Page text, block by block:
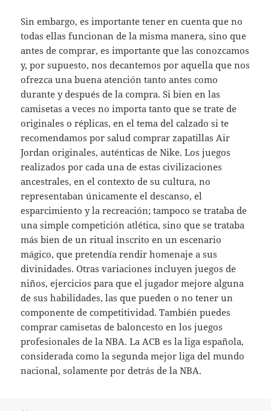
Sin embargo, es importante tener en cuenta que no
todas ellas funcionan de la misma manera, sino que
antes de comprar, es importante que las conozcamos
y, por supuesto, nos decantemos por aquella que nos
ofrezca una buena atención tanto antes como
durante y después de la compra. Si bien en las
camisetas a veces no importa tanto que se trate de
originales o réplicas, en el tema del calzado si te
recomendamos por salud comprar zapatillas Air
Jordan originales, auténticas de Nike. Los juegos
realizados por cada una de estas civilizaciones
ancestrales, en el contexto de su cultura, no
representaban únicamente el descanso, el
esparcimiento y la recreación; tampoco se trataba de
una simple competición atlética, sino que se trataba
más bien de un ritual inscrito en un escenario
mágico, que pretendía rendir homenaje a sus
divinidades. Otras variaciones incluyen juegos de
niños, ejercicios para que el jugador mejore alguna
de sus habilidades, las que pueden o no tener un
componente de competitividad. También puedes
comprar camisetas de baloncesto en los juegos
profesionales de la NBA. La ACB es la liga española,
considerada como la segunda mejor liga del mundo
nacional, solamente por detrás de la NBA.